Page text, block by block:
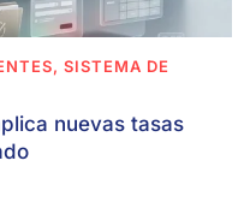
SISTEMA DE
nuevas tasas